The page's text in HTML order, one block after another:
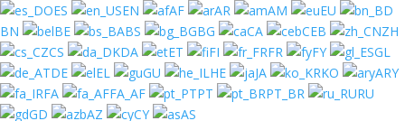
ES
EN AF AR AM
EU
BN
BE BS BG CA CEB
ZH
CS
DA ET FI FR FY
GL
DE
EL GU HE JA KO
ARY
FA
FA_AF PT PT_BR
RU
GD
AZ CY AS